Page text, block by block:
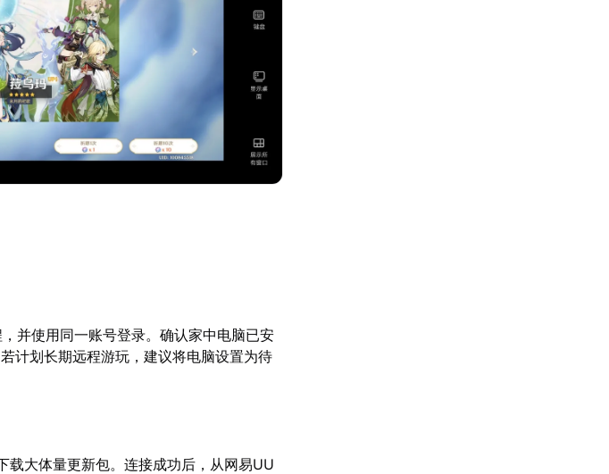
并使用同一账号登录。确认家中电脑已安
计划长期远程游玩，建议将电脑设置为待
载大体量更新包。连接成功后，从网易UU